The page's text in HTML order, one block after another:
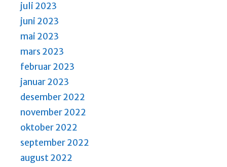
juli 2023
juni 2023
mai 2023
mars 2023
februar 2023
januar 2023
desember 2022
november 2022
oktober 2022
september 2022
august 2022